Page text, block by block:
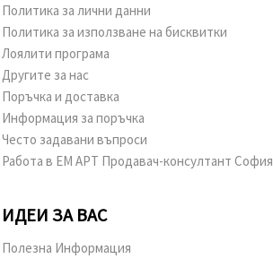
Политика за лични данни
Политика за използване на бисквитки
Лоялити програма
Другите за нас
Поръчка и доставка
Информация за поръчка
Често задавани въпроси
Работа в ЕМ АРТ Продавач-консултант София
ИДЕИ ЗА ВАС
Полезна Информация